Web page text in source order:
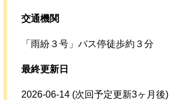
交通機関
「雨紛３号」バス停徒歩約３分
最終更新日
2026-06-14 (次回予定更新3ヶ月後)